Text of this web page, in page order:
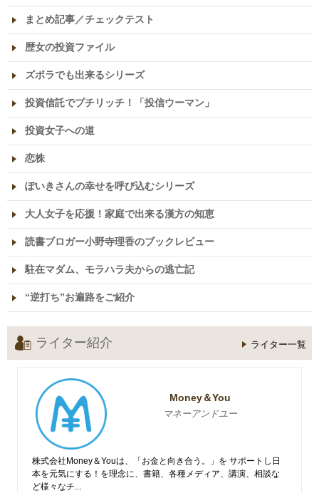
まとめ記事／チェックテスト
歴女の投資ファイル
ズボラでも出来るシリーズ
投資信託でプチリッチ！「投信ウーマン」
投資女子への道
恋株
ぽいきさんの幸せを呼び込むシリーズ
大人女子を応援！家庭で出来る漢方の知恵
読書ブロガー小野寺理香のブックレビュー
駐在マダム、モラハラ夫からの逃亡記
“逆打ち”お遍路をご紹介
ライター紹介 ライター一覧
Money＆You
マネーアンドユー
株式会社Money＆Youは、「お金と向き合う。」を サポートし日
本を元気にする！を理念に、書籍、各種メディア、講演、相談な
ど様々なチ...